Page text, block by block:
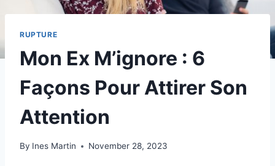
RUPTURE
Mon Ex M’ignore : 6
Façons Pour Attirer Son
Attention
By Ines Martin November 28, 2023